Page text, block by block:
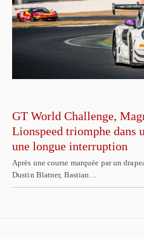
GT World Challenge,
Lionspeed triomphe dans
une longue interruption
Après une course marquée par un
Dustin Blatner, Bastian…